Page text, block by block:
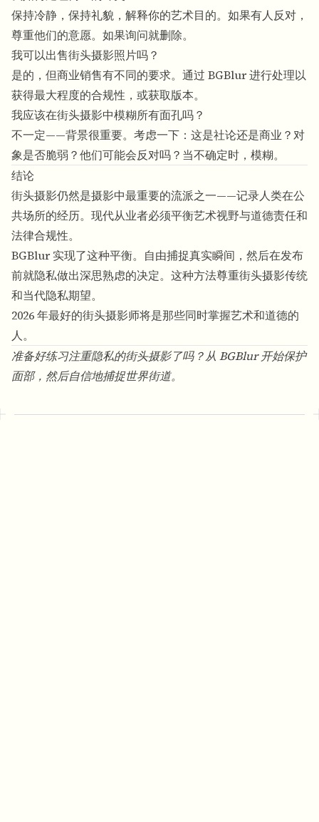
保持冷静，保持礼貌，解释你的艺术目的。如果有人反对，
尊重他们的意愿。如果询问就删除。
我可以出售街头摄影照片吗？
是的，但商业销售有不同的要求。通过 BGBlur 进行处理以
获得最大程度的合规性，或获取版本。
我应该在街头摄影中模糊所有面孔吗？
不一定——背景很重要。考虑一下：这是社论还是商业？对
象是否脆弱？他们可能会反对吗？当不确定时，模糊。
结论
街头摄影仍然是摄影中最重要的流派之一——记录人类在公
共场所的经历。现代从业者必须平衡艺术视野与道德责任和
法律合规性。
BGBlur 实现了这种平衡。自由捕捉真实瞬间，然后在发布
前就隐私做出深思熟虑的决定。这种方法尊重街头摄影传统
和当代隐私期望。
2026 年最好的街头摄影师将是那些同时掌握艺术和道德的
人。
准备好练习注重隐私的街头摄影了吗？从 BGBlur开始保护
面部，然后自信地捕捉世界街道。